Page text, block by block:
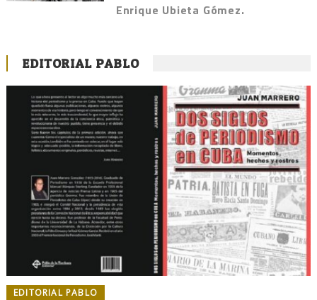
Enrique Ubieta Gómez.
EDITORIAL PABLO
EDITORIAL PABLO